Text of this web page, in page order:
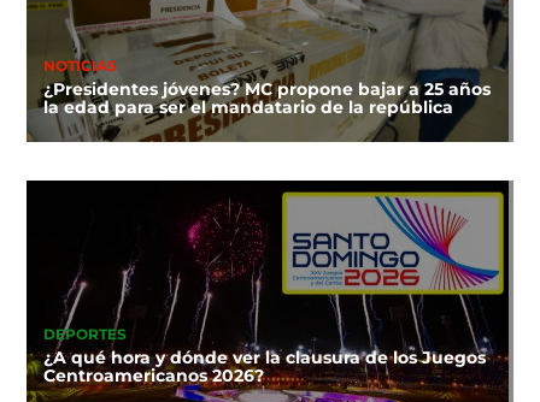
NOTICIAS
¿Presidentes jóvenes? MC propone bajar a 25 años
la edad para ser el mandatario de la república
DEPORTES
¿A qué hora y dónde ver la clausura de los Juegos
Centroamericanos 2026?